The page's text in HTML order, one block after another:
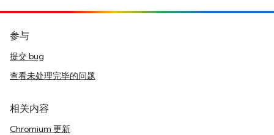
参与
提交 bug
查看未处理完毕的问题
相关内容
Chromium 更新